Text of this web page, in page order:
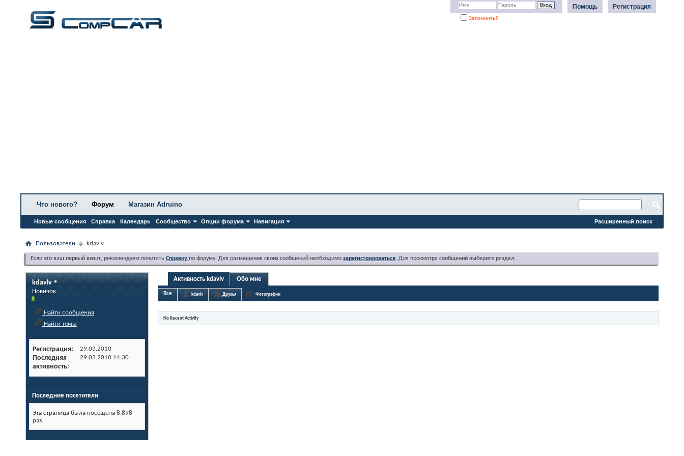
Регистрация
Помощь
Запомнить?
Что нового? Форум
Новые сообщения Справка Календарь Сообщество Опции форума Навигация
Магазин Adruino
Расширенный поиск
Пользователи kdavlv
Если это ваш первый визит, рекомендуем почитать Справку по форуму. Для размещения своих сообщений необходимо зарегистрироваться. Для просмотра сообщений выберите раздел.
kdavlv
Новичок
Найти сообщения
Найти темы
Регистрация 29.03.2010
Последняя
активность
29.03.2010 14:30
Последние посетители
Эта страница была посещена 8,898
раз
Активность kdavlv Обо мне
Все kdavlv Друзья Фотографии
No Recent Activity